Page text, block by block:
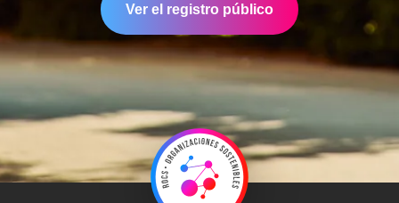
Ver el registro público